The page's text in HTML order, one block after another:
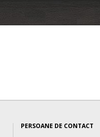
PERSOANE DE CONTACT